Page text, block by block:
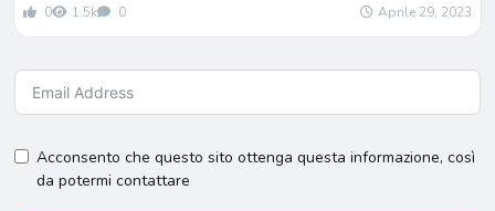
0 1.5k 0 Aprile 29, 2023
Acconsento che questo sito ottenga questa informazione, così
da potermi contattare